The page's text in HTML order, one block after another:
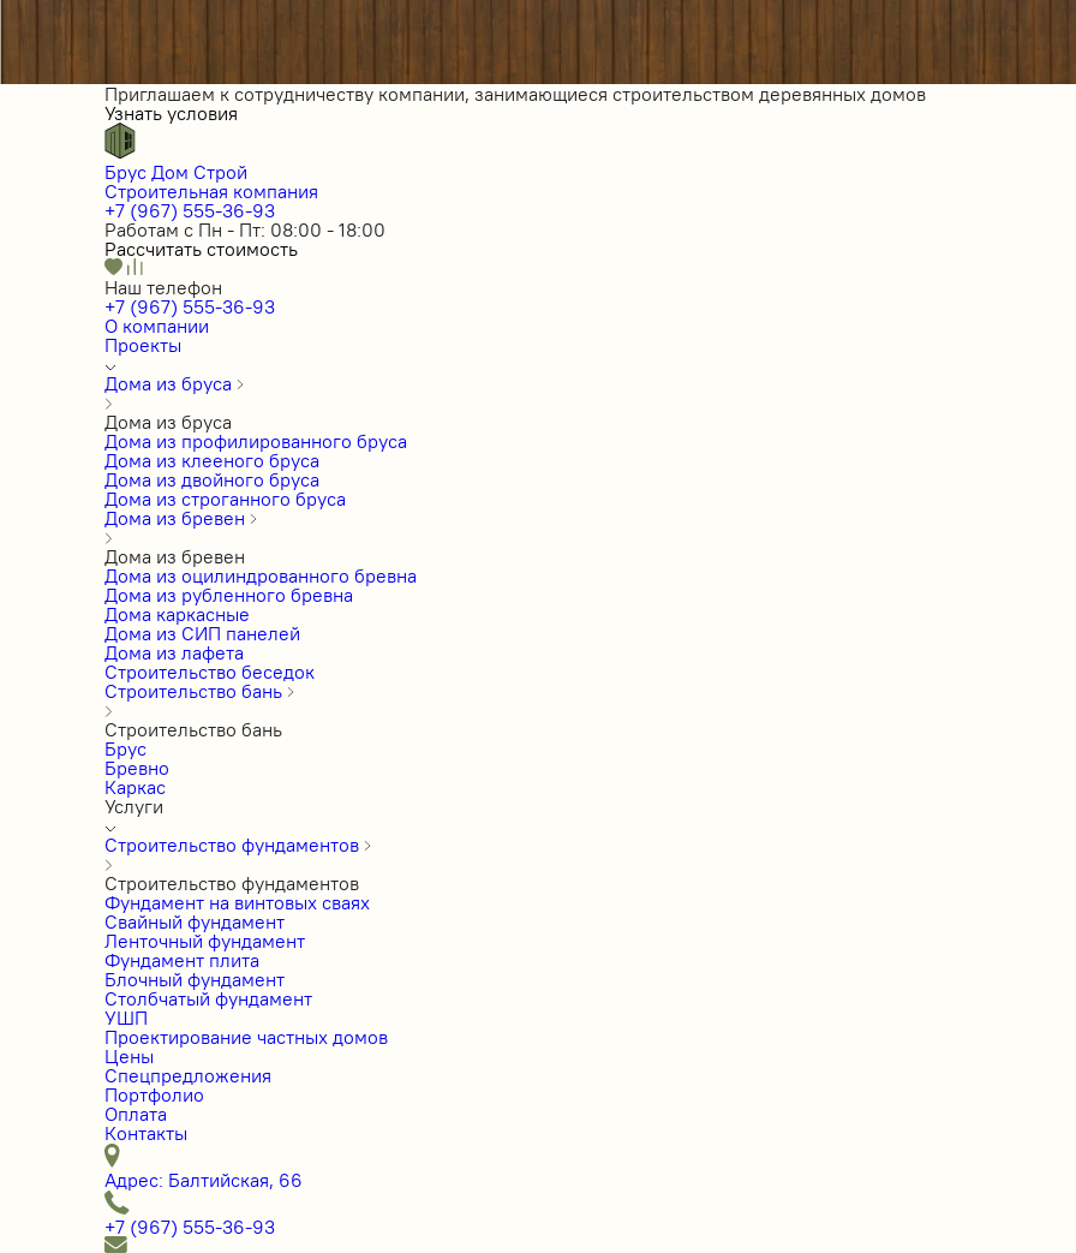
Приглашаем к сотрудничеству компании, занимающиеся строительством деревянных домов
Узнать условия
Брус Дом Строй
Строительная компания
+7 (967) 555-36-93
Работам с Пн - Пт: 08:00 - 18:00
Рассчитать стоимость
Наш телефон
+7 (967) 555-36-93
О компании
Проекты
Дома из бруса
Дома из бруса
Дома из профилированного бруса
Дома из клееного бруса
Дома из двойного бруса
Дома из строганного бруса
Дома из бревен
Дома из бревен
Дома из оцилиндрованного бревна
Дома из рубленного бревна
Дома каркасные
Дома из СИП панелей
Дома из лафета
Строительство беседок
Строительство бань
Строительство бань
Брус
Бревно
Каркас
Услуги
Строительство фундаментов
Строительство фундаментов
Фундамент на винтовых сваях
Свайный фундамент
Ленточный фундамент
Фундамент плита
Блочный фундамент
Столбчатый фундамент
УШП
Проектирование частных домов
Цены
Спецпредложения
Портфолио
Оплата
Контакты
Адрес: Балтийская, 66
+7 (967) 555-36-93